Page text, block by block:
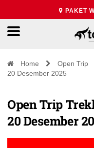
PAKET
Home Open Trip
20 Desember 2025
Open Trip
20 Desember